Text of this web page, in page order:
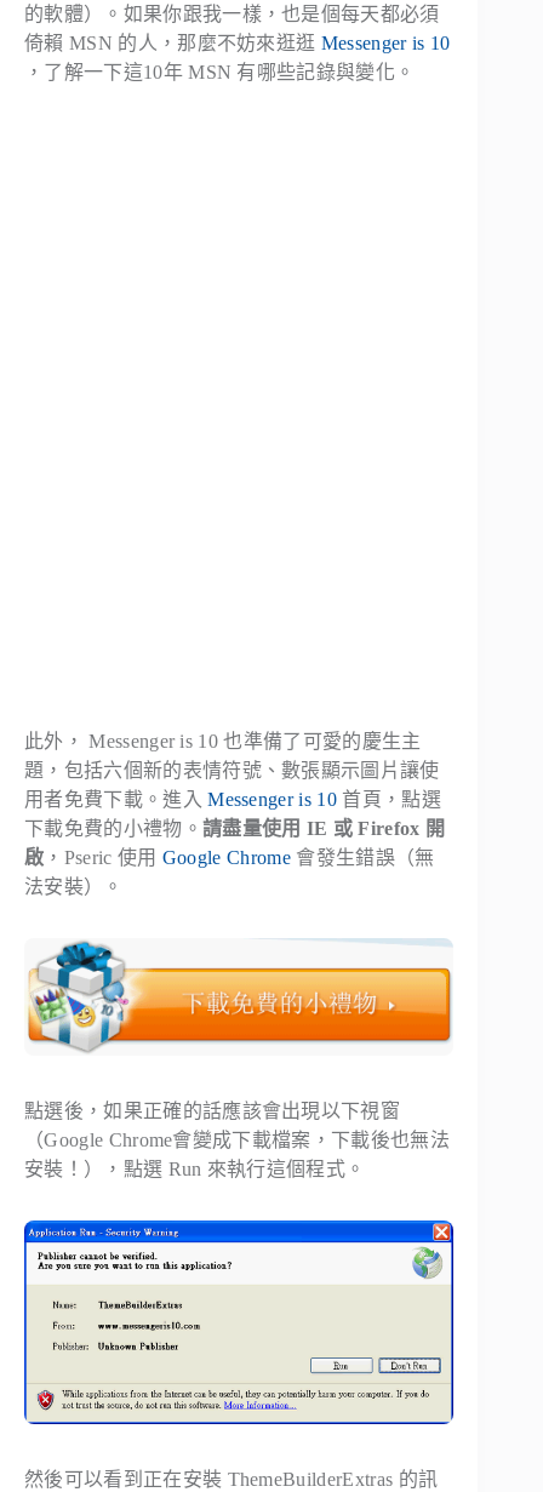
的軟體）。如果你跟我一樣，也是個每天都必須
倚賴 MSN 的人，那麼不妨來逛逛 Messenger is 10
，了解一下這10年 MSN 有哪些記錄與變化。
此外， Messenger is 10 也準備了可愛的慶生主
題，包括六個新的表情符號、數張顯示圖片讓使
用者免費下載。進入Messenger is 10 首頁，點選
下載免費的小禮物。 請盡量使用 IE 或 Firefox 開
啟 ，Pseric 使用 Google Chrome 會發生錯誤（無
法安裝）。
點選後，如果正確的話應該會出現以下視窗
（Google Chrome會變成下載檔案，下載後也無法
安裝！），點選 Run 來執行這個程式。
然後可以看到正在安裝 ThemeBuilderExtras 的訊